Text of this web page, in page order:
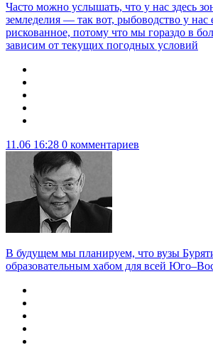
Часто можно услышать, что у нас здесь
земледелия — так вот, рыбоводство у нас
рискованное, потому что мы гораздо в
зависим от текущих погодных условий
11.06 16:28 0 комментариев
В будущем мы планируем, что вузы
образовательным хабом для всей